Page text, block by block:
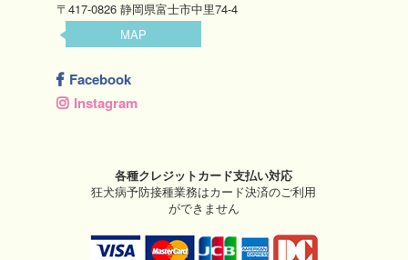
〒417-0826 静岡県富士市中里74-4
MAP
Facebook
Instagram
各種クレジットカード支払い対応
狂犬病予防接種業務はカード決済のご利用
ができません